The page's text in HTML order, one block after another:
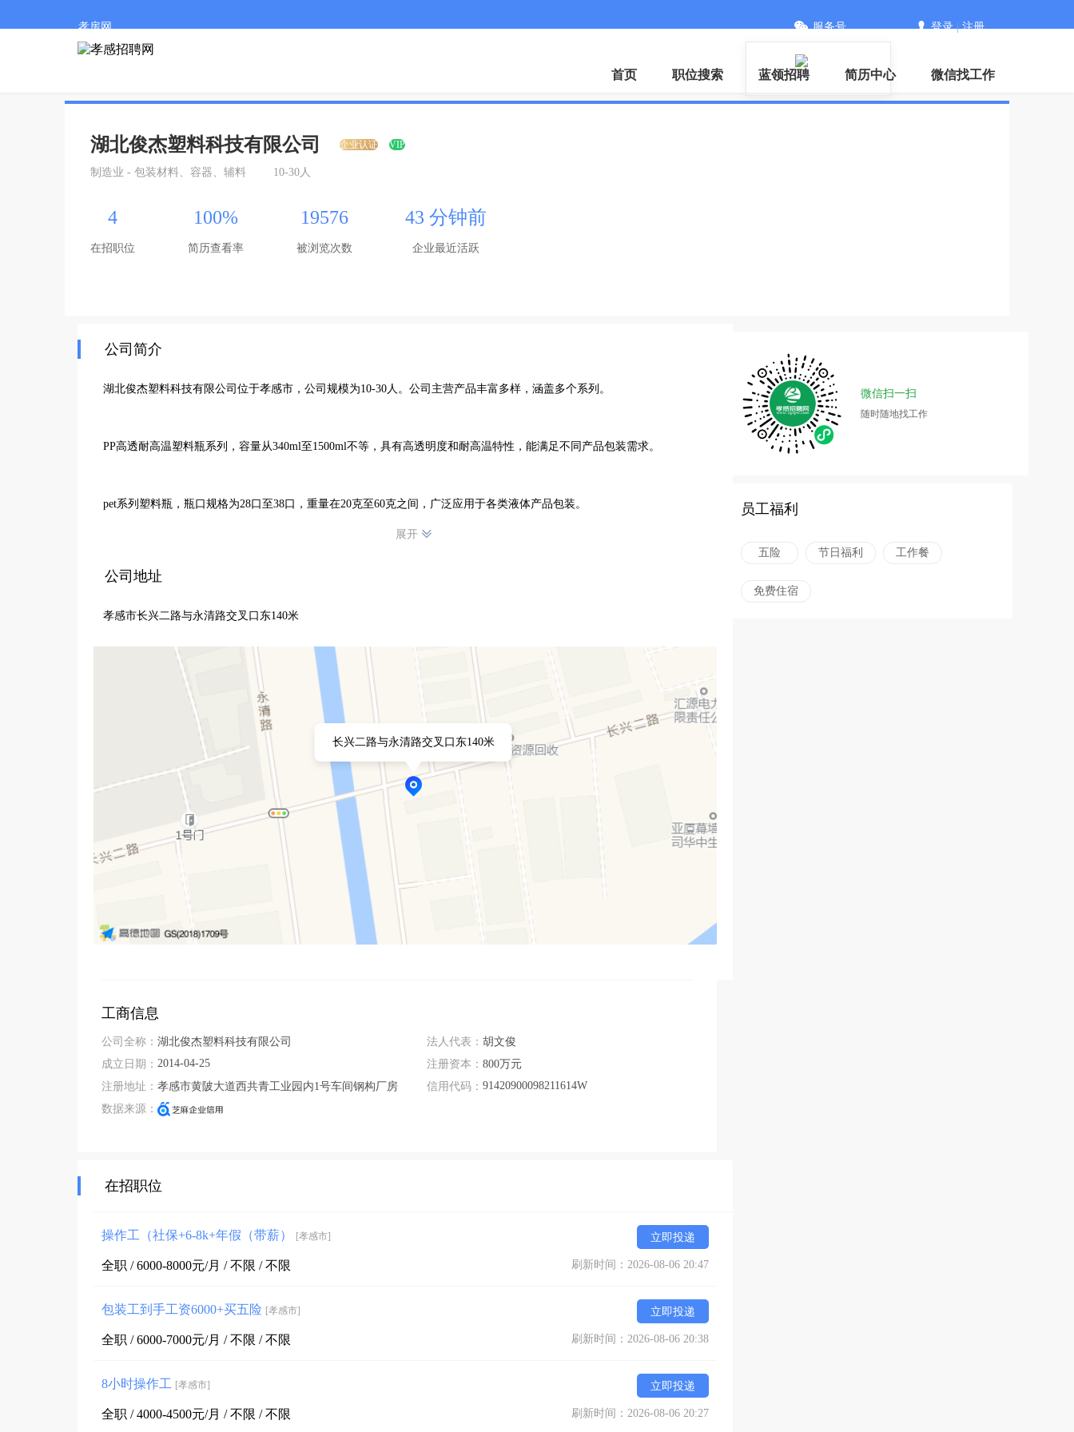
孝房网
微信
服务号 登录|注册
首页 职位搜索 蓝领招聘 简历中心 微信找工作
湖北俊杰塑料科技有限公司 企业认证 VIP
制造业 - 包装材料、容器、辅料 10-30人
4
在招职位
100%
简历查看率
19576
被浏览次数
43 分钟前
企业最近活跃
公司简介
湖北俊杰塑料科技有限公司位于孝感市，公司规模为10-30人。公司主营产品丰富多样，涵盖多个系列。
PP高透耐高温塑料瓶系列，容量从340ml至1500ml不等，具有高透明度和耐高温特性，能满足不同产品包装需求。
pet系列塑料瓶，瓶口规格为28口至38口，重量在20克至60克之间，广泛应用于各类液体产品包装。
IML模内贴标杯、盒，容量从100ml至1000ml，这种创新的包装形式，不仅提升了产品外观的美观度，还增强了产品的市
场竞争力。
公司凭借丰富的产品线，致力于为客户提供优质的塑料包装解决方案，满足不同行业对于包装的多样化需求。我们以专业
的团队、精湛的工艺，不断追求产品品质的提升，在塑料包装领域树立了良好的口碑，与众多客户建立了长期稳定的合作
关系，持续为行业发展贡献力量。
展开
公司地址
孝感市长兴二路与永清路交叉口东140米
长兴二路与永清路交叉口东140米
工商信息
公司全称： 湖北俊杰塑料科技有限公司
成立日期： 2014-04-25
注册地址： 孝感市黄陂大道西共青工业园内1号车间钢构厂房
数据来源：
法人代表： 胡文俊
注册资本： 800万元
信用代码： 91420900098211614W
在招职位
操作工（社保+6-8k+年假（带薪） [孝感市] 立即投递
全职 / 6000-8000元/月 / 不限 / 不限 刷新时间：2026-08-06 20:47
包装工到手工资6000+买五险 [孝感市] 立即投递
全职 / 6000-7000元/月 / 不限 / 不限 刷新时间：2026-08-06 20:38
8小时操作工 [孝感市] 立即投递
全职 / 4000-4500元/月 / 不限 / 不限 刷新时间：2026-08-06 20:27
微信扫一扫
随时随地找工作
员工福利
五险 节日福利 工作餐
免费住宿